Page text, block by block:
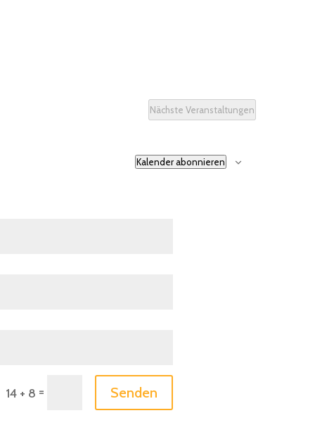
Nächste Veranstaltungen
Kalender abonnieren
14 + 8 = Senden